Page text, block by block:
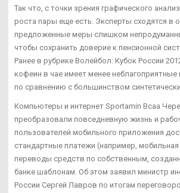
Так что, с точки зрения графического
роста пары еще есть. Эксперты сходятся в
предложенные меры слишком
чтобы сохранить доверие к пенсионной
Ранее в рубрике Волейбол: Кубок России
кофеин в чае имеет менее
по сравнению с большинством
Компьютеры и интернет Sportamin Всаа
преобразовали повседневную жизнь и
пользователей мобильного приложения
стандартные платежи (например, мобильная
переводы средств по собственным,
банке шаблонам. Об этом заявил министр
России Сергей Лавров по итогам